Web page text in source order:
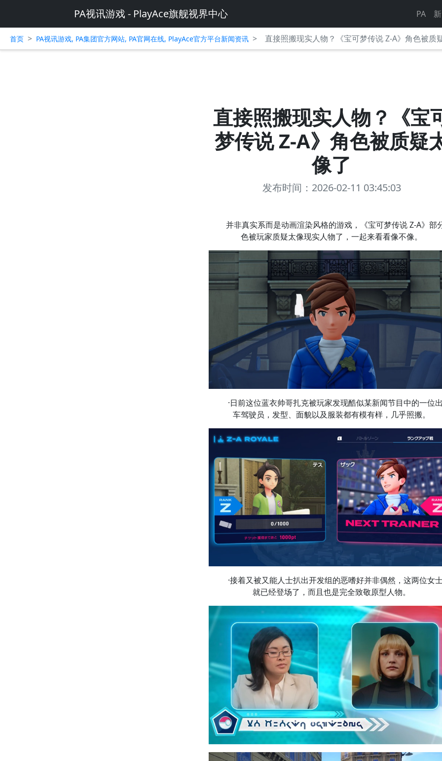
PA视讯游戏 - PlayAce旗舰视界中心 PA
首页 > PA视讯游戏, PA集团官方网站, PA官网在线, PlayAce官方平台新闻资讯 > 直接照搬现实人物？《宝可梦传说 Z-A》角色被质
直接照搬现实人物？《宝
梦传说 Z-A》角色被质疑
像了
发布时间：2026-02-11 03:45:03
并非真实系而是动画渲染风格的游戏，《宝可梦传说 Z-A》部
色被玩家质疑太像现实人物了，一起来看看像不像。
·日前这位蓝衣帅哥扎克被玩家发现酷似某新闻节目中的一位
车驾驶员，发型、面貌以及服装都有模有样，几乎照搬。
·接着又被又能人士扒出开发组的恶嗜好并非偶然，这两位女
就已经登场了，而且也是完全致敬原型人物。